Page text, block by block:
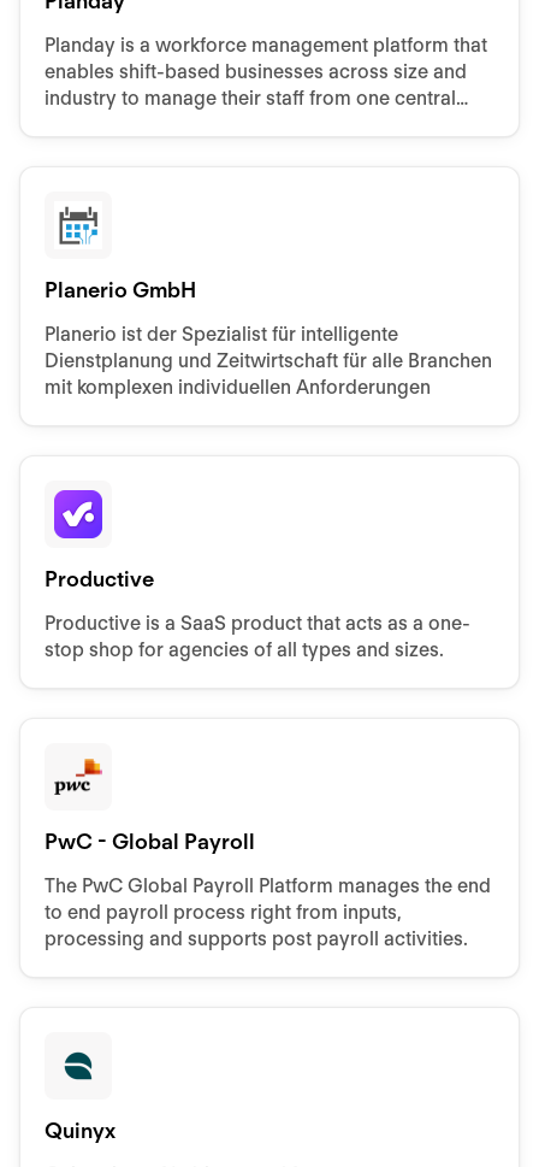
Planday is a workforce management platform that
enables shift-based businesses across size and
industry to manage their staff from one central
Planerio GmbH
Planerio ist der Spezialist für intelligente
Dienstplanung und Zeitwirtschaft für alle Branchen
mit komplexen individuellen Anforderungen
Productive
Productive is a SaaS product that acts as a one-
stop shop for agencies of all types and sizes.
PwC - Global Payroll
The PwC Global Payroll Platform manages the end
to end payroll process right from inputs,
processing and supports post payroll activities.
Quinyx